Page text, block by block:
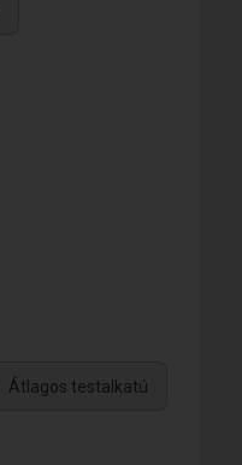
Átlagos testalkatú